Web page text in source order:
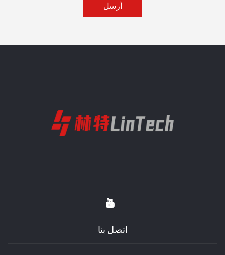
أرسل
اتصل بنا